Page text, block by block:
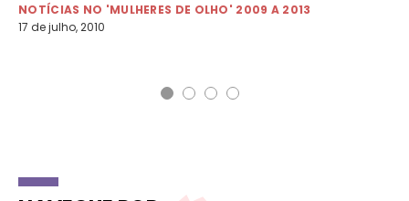
NOTÍCIAS NO 'MULHERES DE OLHO' 2009 A 2013
17 de julho, 2010